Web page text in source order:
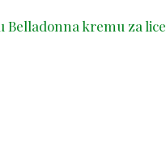
Belladonna kremu za lice